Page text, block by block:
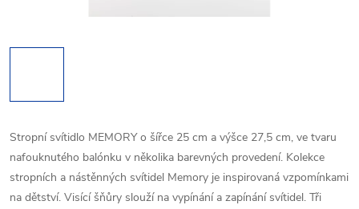
Stropní svítidlo MEMORY o šířce 25 cm a výšce 27,5 cm, ve tvaru
nafouknutého balónku v několika barevných provedení. Kolekce
stropních a nástěnných svítidel Memory je inspirovaná vzpomínkami
na dětství. Visící šňůry slouží na vypínání a zapínání svítidel. Tři